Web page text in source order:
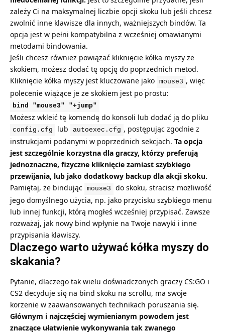
zależy Ci na maksymalnej liczbie opcji skoku lub jeśli chcesz
zwolnić inne klawisze dla innych, ważniejszych bindów. Ta
opcja jest w pełni kompatybilna z wcześniej omawianymi
metodami bindowania.
Jeśli chcesz również powiązać kliknięcie kółka myszy ze
skokiem, możesz dodać tę opcję do poprzednich metod.
Kliknięcie kółka myszy jest kluczowane jako
mouse3 , więc
polecenie wiążące je ze skokiem jest po prostu:
bind "mouse3" "+jump"
Możesz wkleić tę komendę do konsoli lub dodać ją do pliku
config.cfg lub autoexec.cfg , postępując zgodnie z
instrukcjami podanymi w poprzednich sekcjach. Ta opcja
jest szczególnie korzystna dla graczy, którzy preferują
jednoznaczne, fizyczne kliknięcie zamiast szybkiego
przewijania, lub jako dodatkowy backup dla akcji skoku.
Pamiętaj, że bindując
mouse3
do skoku, stracisz możliwość
jego domyślnego użycia, np. jako przycisku szybkiego menu
lub innej funkcji, którą mogłeś wcześniej przypisać. Zawsze
rozważaj, jak nowy bind wpłynie na Twoje nawyki i inne
przypisania klawiszy.
Dlaczego warto używać kółka myszy do
skakania?
Pytanie, dlaczego tak wielu doświadczonych graczy CS:GO i
CS2 decyduje się na bind skoku na scrollu, ma swoje
korzenie w zaawansowanych technikach poruszania się.
Głównym i najczęściej wymienianym powodem jest
znaczące ułatwienie wykonywania tak zwanego